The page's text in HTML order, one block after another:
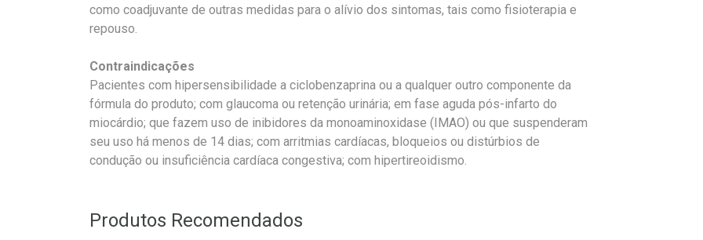
como coadjuvante de outras medidas para o alívio dos sintomas, tais como fisioterapia e
repouso.
Contraindicações
Pacientes com hipersensibilidade a ciclobenzaprina ou a qualquer outro componente da
fórmula do produto; com glaucoma ou retenção urinária; em fase aguda pós-infarto do
miocárdio; que fazem uso de inibidores da monoaminoxidase (IMAO) ou que suspenderam
seu uso há menos de 14 dias; com arritmias cardíacas, bloqueios ou distúrbios de
condução ou insuficiência cardíaca congestiva; com hipertireoidismo.
Produtos Recomendados